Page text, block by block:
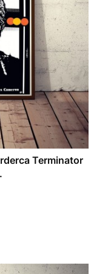
Terminator